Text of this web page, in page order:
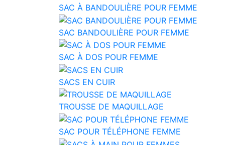
SAC À BANDOULIÈRE POUR FEMME
SAC BANDOULIÈRE POUR FEMME
SAC À DOS POUR FEMME
SACS EN CUIR
TROUSSE DE MAQUILLAGE
SAC POUR TÉLÉPHONE FEMME